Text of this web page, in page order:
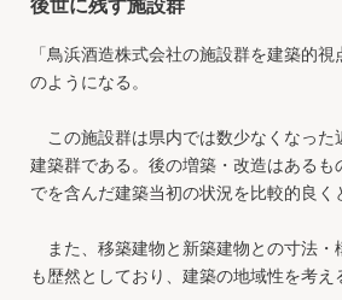
「鳥浜酒造株式会社の施設群を建築的
のようになる。
この施設群は県内では数少なくなった
建築群である。後の増築・改造はあるも
でを含んだ建築当初の状況を比較的良く
また、移築建物と新築建物との寸法・
も歴然としており、建築の地域性を考え